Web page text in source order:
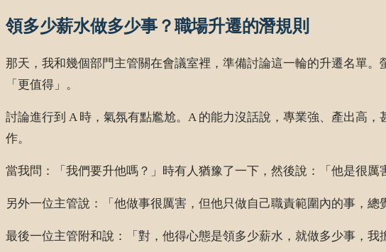
領多少薪水做多少事？職場升遷的潛規則
那天，我和幾個部門主管關在會議室裡，準備討論這一輪的升遷名單
「更值得」。
討論進行到 A 時，氣氛有點尷尬。A 的能力沒話說，專業強、產出高
作。
當我問：「我們要升他嗎？」時有人猶豫了一下，然後說：「他是很厲
另外一位主管說：「他做事很厲害，但他只做自己職責範圍內的事，總
最後一位主管附和說：「對，他得心態是領多少薪水，就做多少事，我